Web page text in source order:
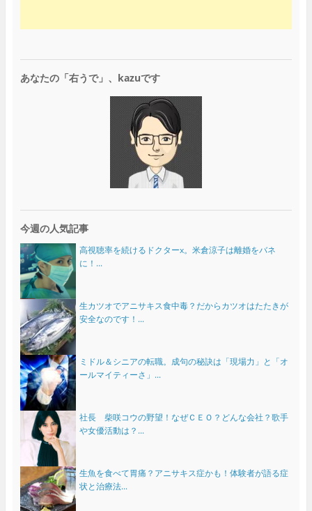
あなたの「右うで」、kazuです
今週の人気記事
高視聴率を続けるドクターx。米倉涼子は離婚をバネ
に！...
生カツオでアニサキス食中毒？だからカツオはたたきが
安全なのです！...
ミドル＆シニアの転職。成句の秘訣は「現場力」と「オ
ールマイティーさ」...
社長 柴咲コウの野望！なぜＣＥＯ？どんな会社？歌手
や女優活動は？...
生魚を食べて胃痛？アニサキス症かも！体験者が語る症
状と治療法...